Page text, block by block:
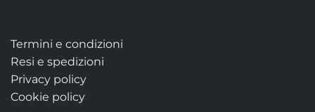
Termini e condizioni
Resi e spedizioni
Privacy policy
Cookie policy